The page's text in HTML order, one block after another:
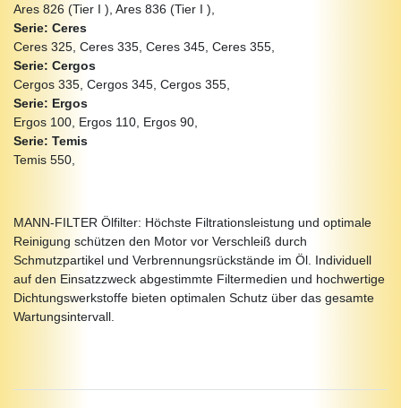
Ares 826 (Tier I ), Ares 836 (Tier I ),
Serie: Ceres
Ceres 325, Ceres 335, Ceres 345, Ceres 355,
Serie: Cergos
Cergos 335, Cergos 345, Cergos 355,
Serie: Ergos
Ergos 100, Ergos 110, Ergos 90,
Serie: Temis
Temis 550,
MANN-FILTER Ölfilter: Höchste Filtrationsleistung und optimale
Reinigung schützen den Motor vor Verschleiß durch
Schmutzpartikel und Verbrennungsrückstände im Öl. Individuell
auf den Einsatzzweck abgestimmte Filtermedien und hochwertige
Dichtungswerkstoffe bieten optimalen Schutz über das gesamte
Wartungsintervall.